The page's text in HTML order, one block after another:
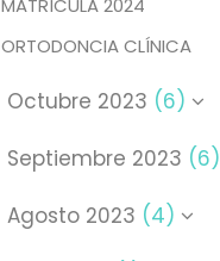
MATRÍCULA 2024
ORTODONCIA CLÍNICA
Octubre 2023 (6)
Septiembre 2023 (6)
Agosto 2023 (4)